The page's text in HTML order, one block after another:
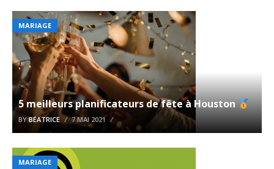
MARIAGE
5 meilleurs planificateurs de fête à Houston
BYBÉATRICE 7 MAI 2021
MARIAGE